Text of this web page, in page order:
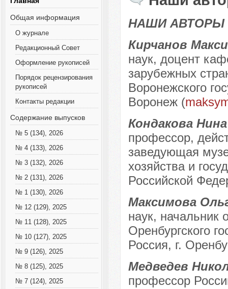
Общая информация
О журнале
Редакционный Совет
Оформление рукописей
Порядок рецензирования
рукописей
Контакты редакции
Содержание выпусков
№ 5 (134), 2026
№ 4 (133), 2026
№ 3 (132), 2026
№ 2 (131), 2026
№ 1 (130), 2026
№ 12 (129), 2025
№ 11 (128), 2025
№ 10 (127), 2025
№ 9 (126), 2025
№ 8 (125), 2025
№ 7 (124), 2025
НАШИ АВТОРЫ
Кирчанов
наук, доцент
зарубежных
Воронежского
Воронеж (
Кондакова
профессор,
заведующая
хозяйства и
Российской
Максимова
наук, начальник
Оренбургского
Россия, г.
Медведев
профессор